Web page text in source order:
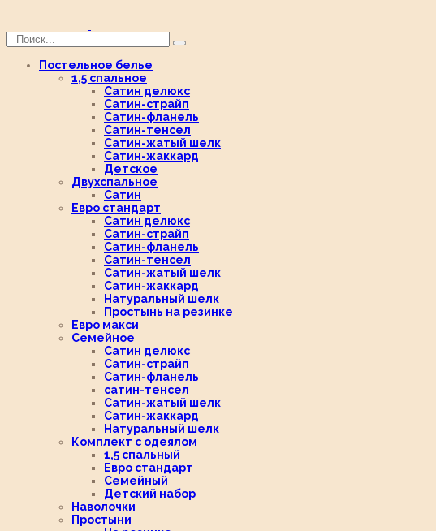
Постельное белье
1,5 спальное
Сатин делюкс
Сатин-страйп
Сатин-фланель
Сатин-тенсел
Сатин-жатый шелк
Сатин-жаккард
Детское
Двухспальное
Сатин
Евро стандарт
Сатин делюкс
Сатин-страйп
Сатин-фланель
Сатин-тенсел
Сатин-жатый шелк
Сатин-жаккард
Натуральный шелк
Простынь на резинке
Евро макси
Семейное
Сатин делюкс
Сатин-страйп
Сатин-фланель
сатин-тенсел
Сатин-жатый шелк
Сатин-жаккард
Натуральный шелк
Комплект с одеялом
1,5 спальный
Евро стандарт
Семейный
Детский набор
Наволочки
Простыни